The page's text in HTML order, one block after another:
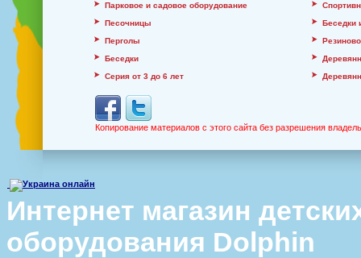
Интернет магазин
оборудования Dolphin
Парковое и садовое оборудование
Песочницы
Беседки
Перголы
Беседки
Серия от 3 до 6 лет
Копирование материалов с этого сайта без разрешения